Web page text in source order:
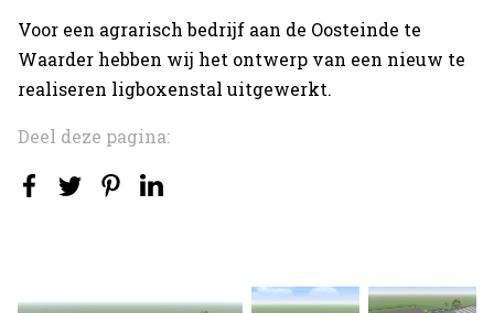
Voor een agrarisch bedrijf aan de Oosteinde te
Waarder hebben wij het ontwerp van een nieuw te
realiseren ligboxenstal uitgewerkt.
Deel deze pagina: